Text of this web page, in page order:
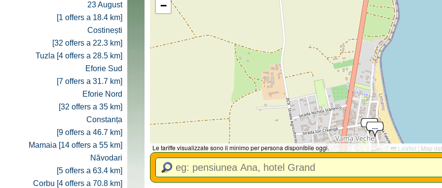
Le tariffe visualizzate sono il minimo per persona disponibile oggi.
−
Leaflet | Map
23 August
[1 offers a 18.4 km]
Costinești
[32 offers a 22.3 km]
Tuzla [4 offers a 28.5 km]
Eforie Sud
[7 offers a 31.7 km]
Eforie Nord
[32 offers a 35 km]
Constanța
[9 offers a 46.7 km]
Mamaia [14 offers a 55 km]
Năvodari
[5 offers a 63.4 km]
Corbu [4 offers a 70.8 km]